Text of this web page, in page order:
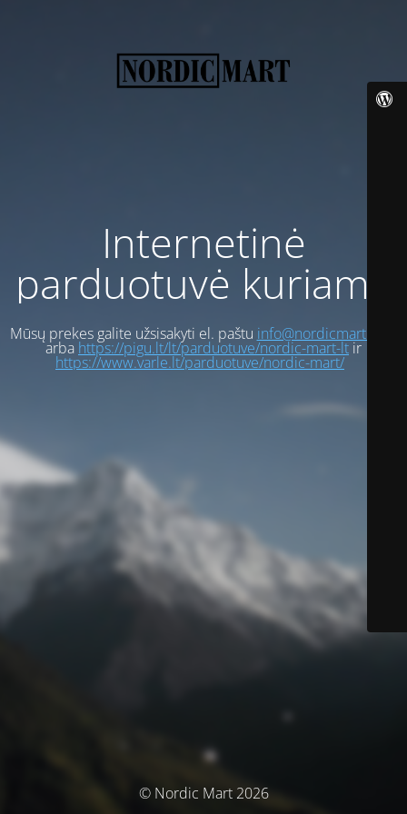
Internetinė
parduotuvė kuriama
Mūsų prekes galite užsisakyti el. paštu info@nordicmart.com
arba https://pigu.lt/lt/parduotuve/nordic-mart-ltir
https://www.varle.lt/parduotuve/nordic-mart/
© Nordic Mart 2026